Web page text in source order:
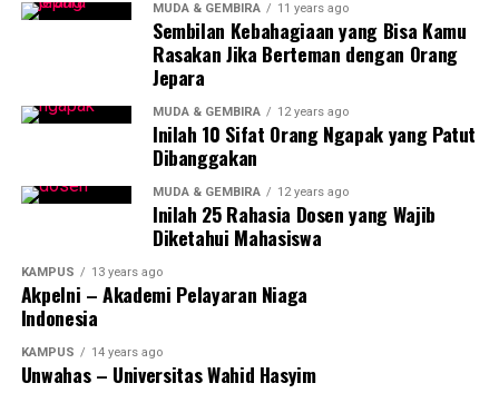
MUDA & GEMBIRA 11 years ago
Sembilan Kebahagiaan yang Bisa Kamu
Rasakan Jika Berteman dengan Orang
Jepara
MUDA & GEMBIRA 12 years ago
Inilah 10 Sifat Orang Ngapak yang Patut
Dibanggakan
MUDA & GEMBIRA 12 years ago
Inilah 25 Rahasia Dosen yang Wajib
Diketahui Mahasiswa
KAMPUS 13 years ago
Akpelni – Akademi Pelayaran Niaga
Indonesia
KAMPUS 14 years ago
Unwahas – Universitas Wahid Hasyim